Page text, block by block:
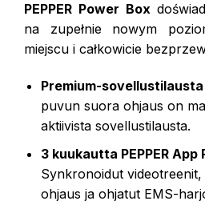
PEPPER Power Box
na zupełnie nowym
miejscu i całkowicie
Premium-
puvun suora ohjaus on
aktiivista sovellustilausta.
3 kuukautta PEPPER
Synkronoidut
ohjaus ja ohjatut EMS-